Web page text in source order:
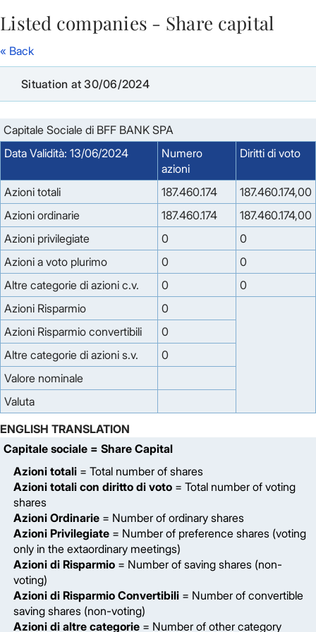
Skip to Main Content
Listed companies - Share capital
« Back
Situation at 30/06/2024
Capitale Sociale di BFF BANK SPA
Data Validità: 13/06/2024
Numero
azioni
Diritti di voto
Azioni totali 187.460.174
187.460.174,00
Azioni ordinarie
187.460.174
187.460.174,00
Azioni privilegiate
0
0
Azioni a voto plurimo
0
0
Altre categorie di azioni c.v.
0
0
Azioni Risparmio
0
Azioni Risparmio convertibili
0
Altre categorie di azioni s.v.
0
Valore nominale
Valuta
ENGLISH TRANSLATION
Capitale sociale = Share Capital
Azioni totali = Total number of shares
Azioni totali con diritto di voto = Total number of voting
shares
Azioni Ordinarie = Number of ordinary shares
Azioni Privilegiate = Number of preference shares (voting
only in the extaordinary meetings)
Azioni di Risparmio = Number of saving shares (non-
voting)
Azioni di Risparmio Convertibili = Number of convertible
saving shares (non-voting)
Azioni di altre categorie = Number of other category